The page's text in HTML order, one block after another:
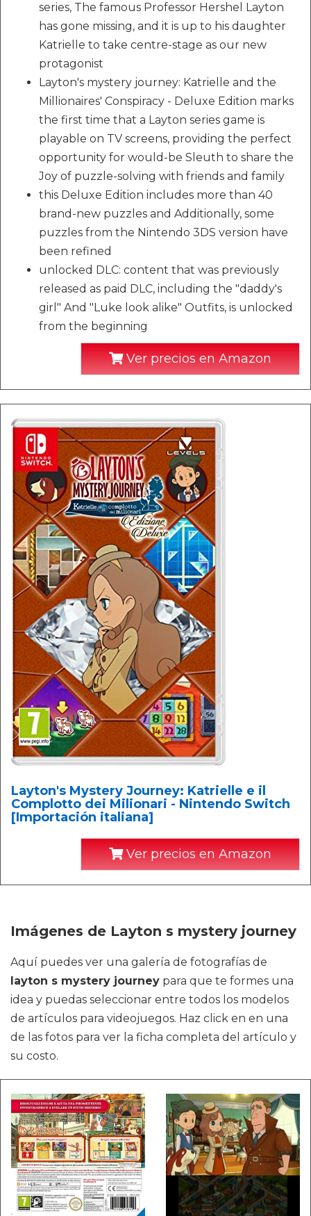
series, The famous Professor Hershel Layton
has gone missing, and it is up to his daughter
Katrielle to take centre-stage as our new
protagonist
Layton's mystery journey: Katrielle and the
Millionaires' Conspiracy - Deluxe Edition marks
the first time that a Layton series game is
playable on TV screens, providing the perfect
opportunity for would-be Sleuth to share the
Joy of puzzle-solving with friends and family
this Deluxe Edition includes more than 40
brand-new puzzles and Additionally, some
puzzles from the Nintendo 3DS version have
been refined
unlocked DLC: content that was previously
released as paid DLC, including the "daddy's
girl" And "Luke look alike" Outfits, is unlocked
from the beginning
Ver precios en Amazon
Layton's Mystery Journey: Katrielle e il
Complotto dei Milionari - Nintendo Switch
[Importación italiana]
Ver precios en Amazon
Imágenes de Layton s mystery journey
Aquí puedes ver una galería de fotografías de
layton s mystery journey para que te formes una
idea y puedas seleccionar entre todos los modelos
de artículos para videojuegos. Haz click en en una
de las fotos para ver la ficha completa del artículo y
su costo.